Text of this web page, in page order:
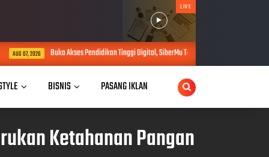
LIVE
Pendidikan Tinggi Digital, SiberMu Tawarkan Kuliah S1 100 Persen Daring Bebas Biaya
BISNIS PASANG IKLAN
Ketahanan Pangan